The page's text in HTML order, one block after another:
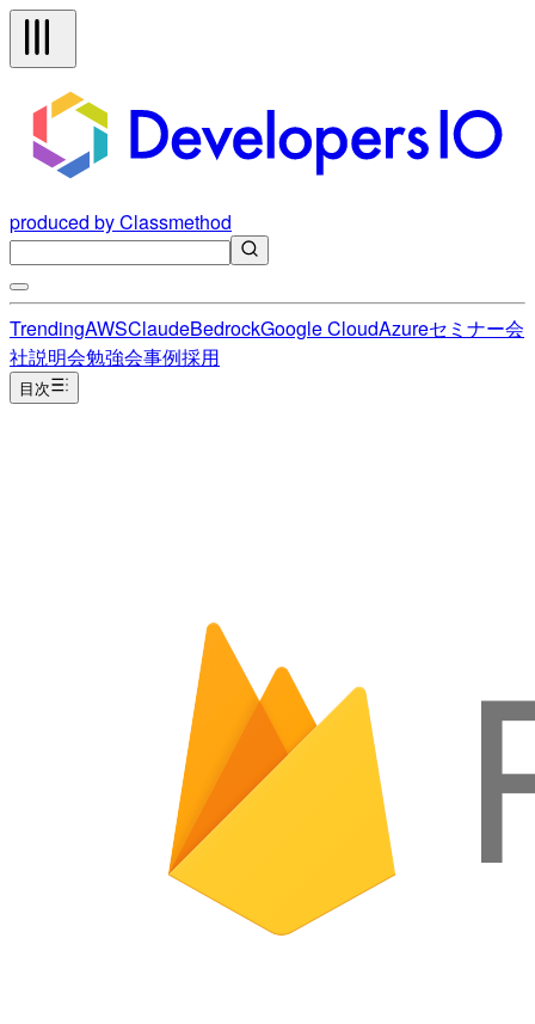
produced by Classmethod
TrendingAWSClaudeBedrockGoogle CloudAzureセミナー会
社説明会勉強会事例採用
目次